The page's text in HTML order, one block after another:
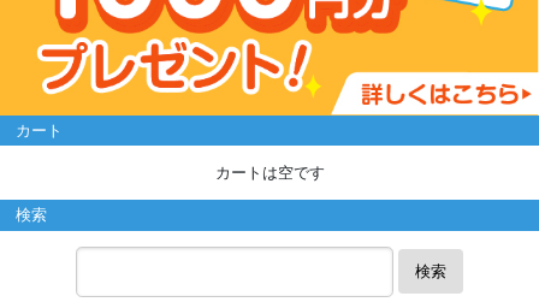
カート
カートは空です
検索
検索